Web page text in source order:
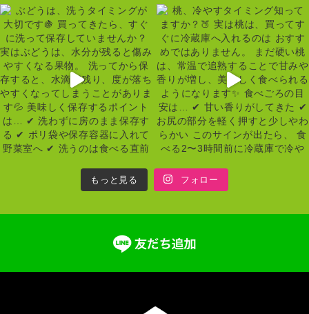
もっと見る フォロー